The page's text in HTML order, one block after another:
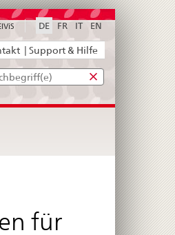
| Support & Hilfe
DE FR IT EN
für